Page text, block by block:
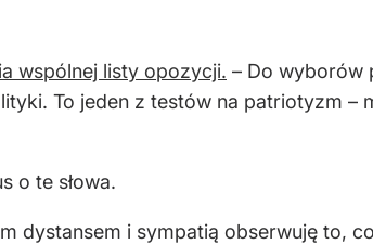
wspólnej listy opozycji. – Do wyborów
To jeden z testów na patriotyzm –
o te słowa.
dystansem i sympatią obserwuję to, co